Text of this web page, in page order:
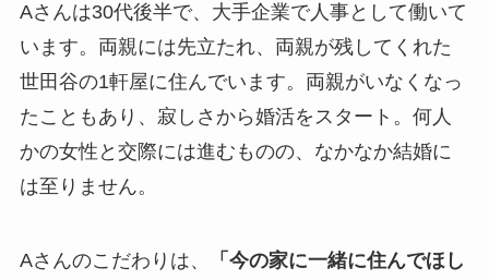
Aさんは30代後半で、大手企業で人事として働いて
います。両親には先立たれ、両親が残してくれた
世田谷の1軒屋に住んでいます。両親がいなくなっ
たこともあり、寂しさから婚活をスタート。何人
かの女性と交際には進むものの、なかなか結婚に
は至りません。
Aさんのこだわりは、
「今の家に一緒に住んでほし